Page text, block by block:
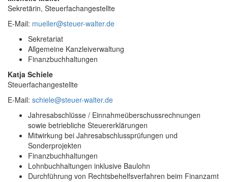
Sekretärin, Steuerfachangestellte
E-Mail: mueller@steuer-walter.de
Sekretariat
Allgemeine Kanzleiverwaltung
Finanzbuchhaltungen
Katja Schiele
Steuerfachangestellte
E-Mail: schiele@steuer-walter.de
Jahresabschlüsse / Einnahmeüberschussrechnungen
sowie betriebliche Steuererklärungen
Mitwirkung bei Jahresabschlussprüfungen und
Sonderprojekten
Finanzbuchhaltungen
Lohnbuchhaltungen inklusive Baulohn
Durchführung von Rechtsbehelfsverfahren beim Finanzamt